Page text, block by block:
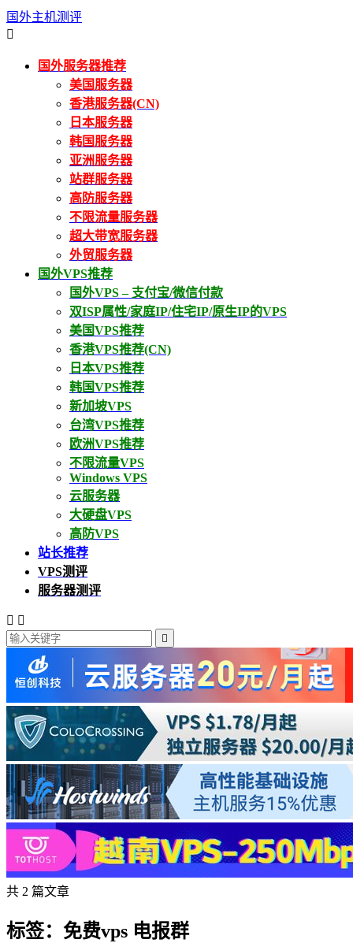
国外主机测评

国外服务器推荐
美国服务器
香港服务器(CN)
日本服务器
韩国服务器
亚洲服务器
站群服务器
高防服务器
不限流量服务器
超大带宽服务器
外贸服务器
国外VPS推荐
国外VPS – 支付宝/微信付款
双ISP属性/家庭IP/住宅IP/原生IP的VPS
美国VPS推荐
香港VPS推荐(CN)
日本VPS推荐
韩国VPS推荐
新加坡VPS
台湾VPS推荐
欧洲VPS推荐
不限流量VPS
Windows VPS
云服务器
大硬盘VPS
高防VPS
站长推荐
VPS测评
服务器测评
 

共 2 篇文章
标签：免费vps 电报群